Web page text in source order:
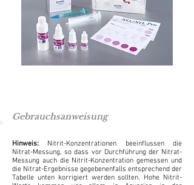
Hinweis: Nitrit-Konzentrationen beeinflussen die
Nitrat-Messung, so dass vor Durchführung der Nitrat-
Messung auch die Nitrit-Konzentration gemessen und
die Nitrat-Ergebnisse gegebenenfalls entsprechend der
Tabelle unten korrigiert werden sollten. Hohe Nitrit-
Gebrauchsanweisung